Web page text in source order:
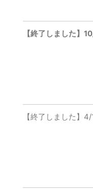
【終了しました】
【終了しました】